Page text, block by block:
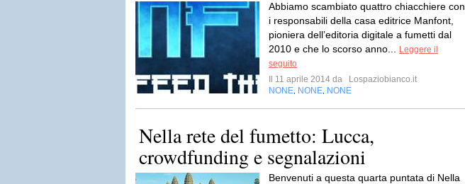
Abbiamo scambiato quattro chiacchiere con
i responsabili della casa editrice Manfont,
pioniera dell’editoria digitale a fumetti dal
2010 e che lo scorso anno...
Leggere il
seguito
Il 11 aprile 2014 da
Lospaziobianco.it
NONE NONE NONE
Nella rete del fumetto: Lucca,
crowdfunding e segnalazioni
Benvenuti a questa quarta puntata di Nella